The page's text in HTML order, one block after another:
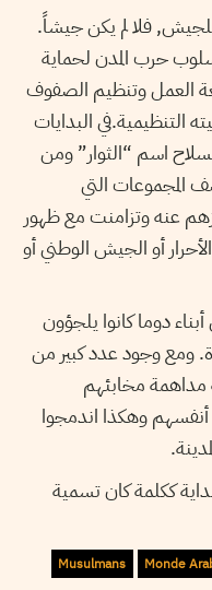
فلا لم يكن جيشاً.
حرب المدن لحماية
العمل وتنظيم الصفوف
البدايات
اسم “الثوار” ومن
المجموعات التي
عنه وتزامنت مع ظهور
أو الجيش الوطني أو
دوما كانوا يلجؤون
ومع وجود عدد كبير من
مداهمة مخابئهم
وهكذا اندمجوا
ككلمة كان تسمية
Monde
Musulmans